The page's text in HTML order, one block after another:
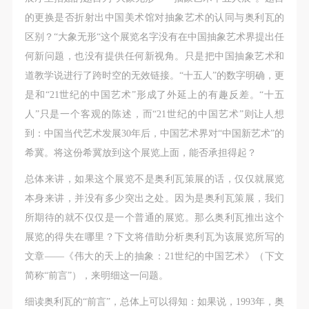
的更换是否折射出中国美术馆对抽象艺术的认同与奥利瓦的
区别？“大象无形“这个展览名字没有在中国抽象艺术界提出任
何新问题，也没有提供任何新视角。只是把中国抽象艺术和
道教学说进行了跨时空的无效链接。“十五人”的数字明确，更
是和“21世纪的中国艺术”形成了外延上的有趣反差。“十五
人”只是一个客观的陈述，而“21世纪的中国艺术”则让人想
到：中国当代艺术发展30年后，中国艺术界对“中国新艺术”的
希冀。将这份希冀放到这个展览上面，能否承担得起？
总体来讲，如果这个展览不是奥利瓦策展的话，仅仅就展览
本身来讲，并没有多少突出之处。因为是奥利瓦策展，我们
所期待的就不仅仅是一个普通的展览。那么奥利瓦推出这个
展览的得失在哪里？下文将借助分析奥利瓦为该展览所写的
文章——《伟大的天上的抽象：21世纪的中国艺术》（下文
简称“前言”），来明细这一问题。
细读奥利瓦的“前言”，总体上可以得知：如果说，1993年，奥
第一条
本次活动公平公正、自愿参加与退出、风险与责任自
负的原则。但活动有风险，参加者应有必要的风险意
识。
第二条
参加本次活动者必须遵守中华人民共和国的相关法
律、法规，必须遵循道德和社会公德规范，并应该具
备以人为本、团结友爱、互相帮助和助人为乐的良好
品质。
第三条
参加本次活动人员应该是成年人（具有完全民事行为
能力的人，18周岁以上）未成年人必须在成年人的陪
同下参观。
第四条
参加活动者在此次活动期间的人身安全责任自负。鼓
励参加者自行购买人身安全保险。活动中一旦出现事
第一条
本次活动公平公正、自愿参加与退出、风险与责任自
负的原则。但活动有风险，参加者应有必要的风险意
识。
第二条
参加本次活动者必须遵守中华人民共和国的相关法
律、法规，必须遵循道德和社会公德规范，并应该具
备以人为本、团结友爱、互相帮助和助人为乐的良好
品质。
第三条
参加本次活动人员应该是成年人（具有完全民事行为
能力的人，18周岁以上）未成年人必须在成年人的陪
同下参观。
第四条
参加活动者在此次活动期间的人身安全责任自负。鼓
励参加者自行购买人身安全保险。活动中一旦出现事
第一条
本次活动公平公正、自愿参加与退出、风险与责任自
负的原则。但活动有风险，参加者应有必要的风险意
识。
第二条
参加本次活动者必须遵守中华人民共和国的相关法
律、法规，必须遵循道德和社会公德规范，并应该具
备以人为本、团结友爱、互相帮助和助人为乐的良好
品质。
第三条
参加本次活动人员应该是成年人（具有完全民事行为
能力的人，18周岁以上）未成年人必须在成年人的陪
同下参观。
第四条
参加活动者在此次活动期间的人身安全责任自负。鼓
励参加者自行购买人身安全保险。活动中一旦出现事